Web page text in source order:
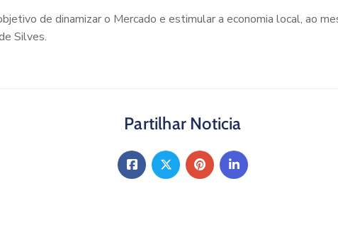
de dinamizar o Mercado e estimular a economia local, ao
Silves.
Partilhar Noticia